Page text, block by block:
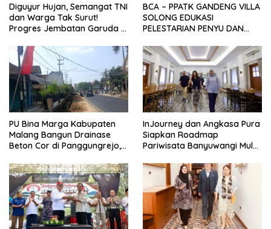
Diguyur Hujan, Semangat TNI
dan Warga Tak Surut!
Progres Jembatan Garuda di
BCA – PPATK GANDENG VILLA
SOLONG EDUKASI
PELESTARIAN PENYU DAN
PANTAI SELAT BALI
PU Bina Marga Kabupaten
Malang Bangun Drainase
Beton Cor di Panggungrejo,
InJourney dan Angkasa Pura
Siapkan Roadmap
Pariwisata Banyuwangi Mulai